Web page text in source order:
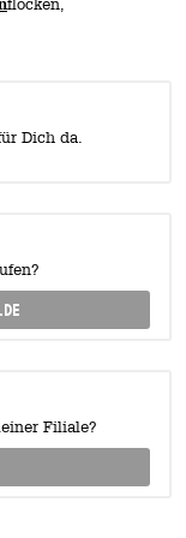
flocken,
Dich da.
Filiale?